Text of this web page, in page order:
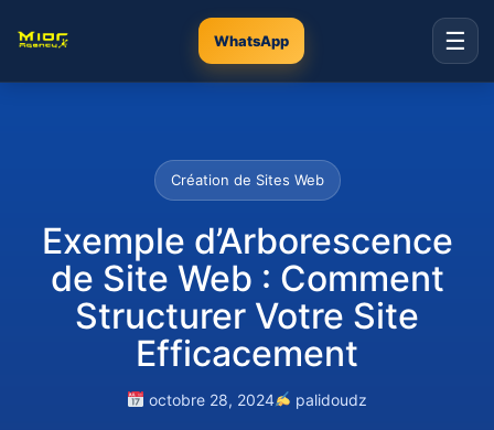
WhatsApp ☰
Création de Sites Web
Exemple d’Arborescence
de Site Web : Comment
Structurer Votre Site
Efficacement
octobre 28, 2024 palidoudz